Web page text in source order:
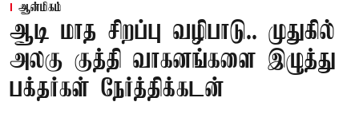
ஆன்மிகம்
ஆடி மாத சிறப்பு வழிபாடு.. முதுகில்
அலகு குத்தி வாகனங்களை இழுத்து
பக்தர்கள் நேர்த்திக்கடன்